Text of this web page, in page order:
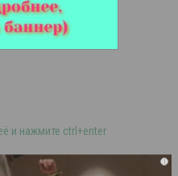
и нажмите ctrl+enter
i